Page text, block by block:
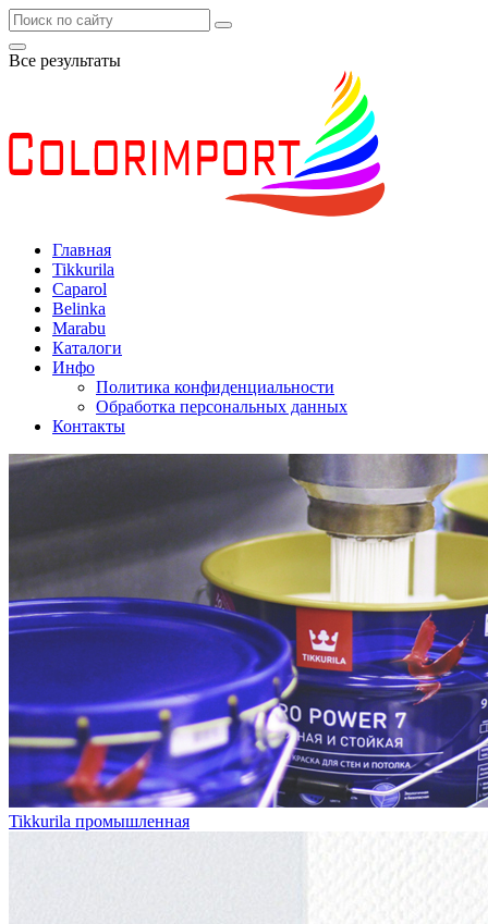
Все результаты
Главная
Tikkurila
Caparol
Belinka
Marabu
Каталоги
Инфо
Политика конфиденциальности
Обработка персональных данных
Контакты
Tikkurila промышленная